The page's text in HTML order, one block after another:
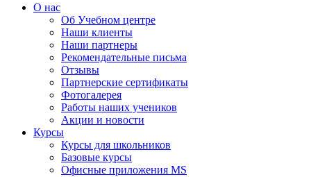
О нас
Об Учебном центре
Наши клиенты
Наши партнеры
Рекомендательные письма
Отзывы
Партнерские сертификаты
Фотогалерея
Работы наших учеников
Акции и новости
Курсы
Курсы для школьников
Базовые курсы
Офисные приложения MS